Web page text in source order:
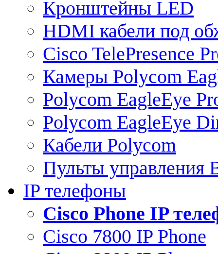
Кронштейны LED
HDMI кабели под
Cisco TelePresence
Камеры Polycom
Polycom EagleEye
Polycom EagleEye
Кабели Polycom
Пульты управления
IP телефоны
Сisco Phone IP
Cisco 7800 IP Phone